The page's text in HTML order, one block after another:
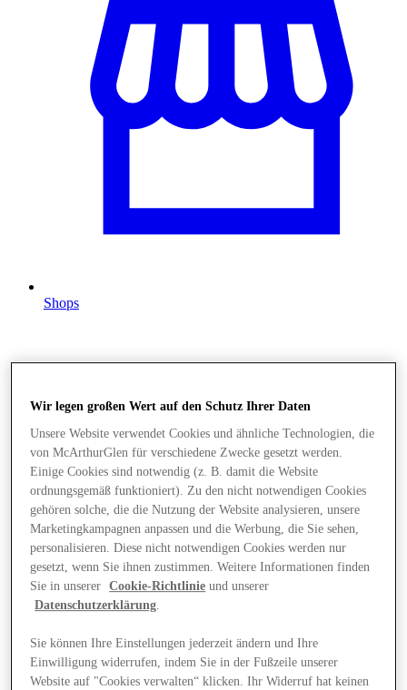
Shops
Angebote
Wir legen großen Wert auf den Schutz Ihrer Daten
Unsere Website verwendet Cookies und ähnliche Technologien, die
von McArthurGlen für verschiedene Zwecke gesetzt werden.
Einige Cookies sind notwendig (z. B. damit die Website
ordnungsgemäß funktioniert). Zu den nicht notwendigen Cookies
gehören solche, die die Nutzung der Website analysieren, unsere
Marketingkampagnen anpassen und die Werbung, die Sie sehen,
personalisieren. Diese nicht notwendigen Cookies werden nur
gesetzt, wenn Sie ihnen zustimmen. Weitere Informationen finden
Sie in unserer
Cookie-Richtlinie und unserer
Datenschutzerklärung.
Sie können Ihre Einstellungen jederzeit ändern und Ihre
Einwilligung widerrufen, indem Sie in der Fußzeile unserer
Website auf "Cookies verwalten“ klicken. Ihr Widerruf hat keinen